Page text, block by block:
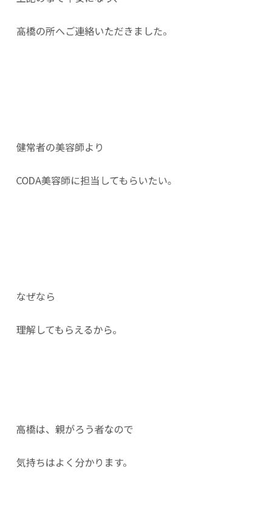
髙橋の所へご連絡いただきました。
健常者の美容師より
CODA美容師に担当してもらいたい。
なぜなら
理解してもらえるから。
高橋は、親がろう者なので
気持ちはよく分かります。